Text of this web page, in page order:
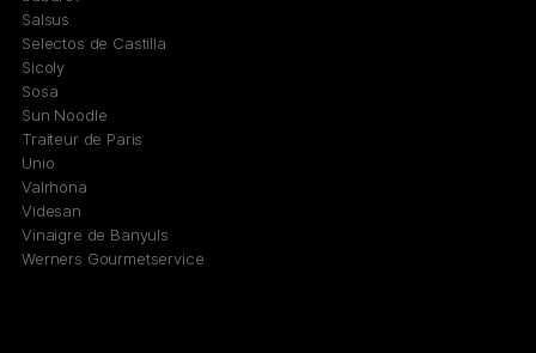
Salsus
Selectos de Castilla
Sicoly
Sosa
Sun Noodle
Traiteur de Paris
Unio
Valrhona
Videsan
Vinaigre de Banyuls
Werners Gourmetservice